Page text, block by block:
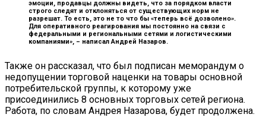
эмоции, продавцы должны видеть, что за порядком власти
строго следят и отклоняться от существующих норм не
разрешат. То есть, это не то что бы «теперь всё дозволено».
Для оперативного реагирования мы постоянно на связи с
федеральными и региональными сетями и логистическими
компаниями», – написал Андрей Назаров.
Также он рассказал, что был подписан меморандум о
недопущении торговой наценки на товары основной
потребительской группы, к которому уже
присоединились 8 основных торговых сетей региона.
Работа, по словам Андрея Назарова, будет продолжена.